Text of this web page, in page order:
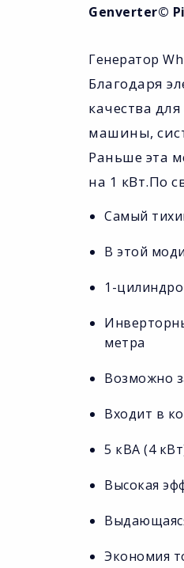
Genverter©
Генератор
Благодаря
качества
машины,
Раньше эта
на 1 кВт.По
Самый
В этой
1-
метра
Возможно
Входит в
5 кВА (4
Высокая
Экономия